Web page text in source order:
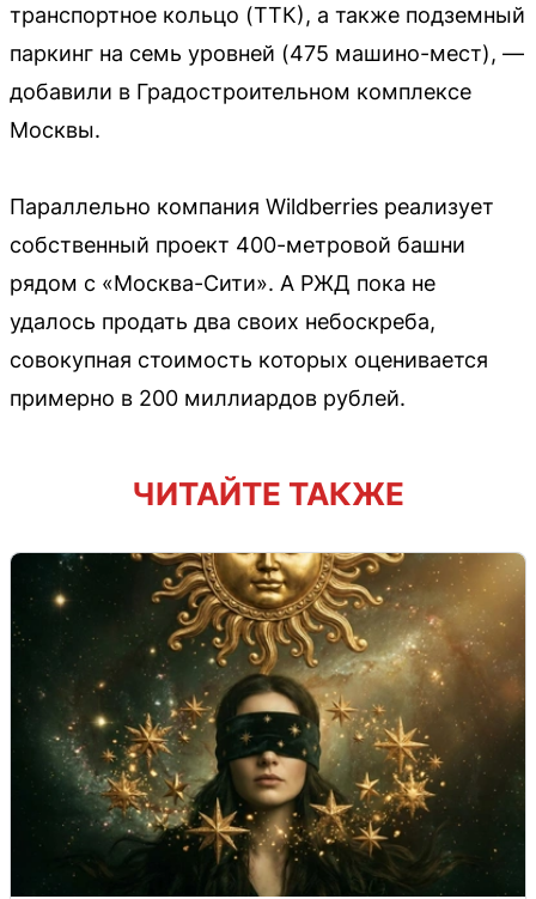
транспортное кольцо (ТТК), а также подземный
паркинг на семь уровней (475 машино-мест), —
добавили в Градостроительном комплексе
Москвы.
Параллельно компания Wildberries реализует
собственный проект 400-метровой башни
рядом с «Москва-Сити». А РЖД пока не
удалось продать два своих небоскреба,
совокупная стоимость которых оценивается
примерно в 200 миллиардов рублей.
ЧИТАЙТЕ ТАКЖЕ